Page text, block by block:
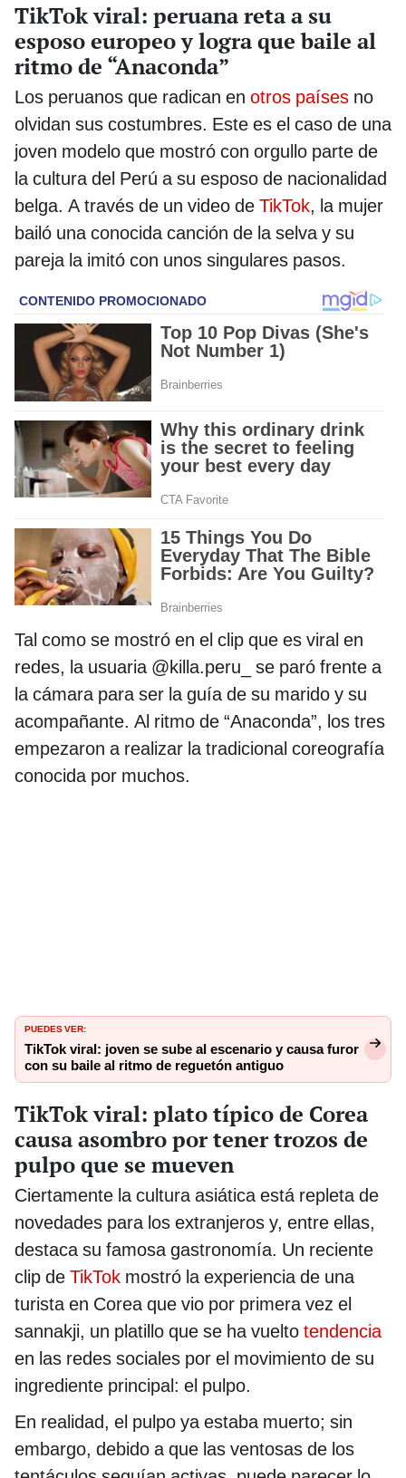
TikTok viral: peruana reta a su
esposo europeo y logra que baile al
ritmo de “Anaconda”
Los peruanos que radican en otros países no
olvidan sus costumbres. Este es el caso de una
joven modelo que mostró con orgullo parte de
la cultura del Perú a su esposo de nacionalidad
belga. A través de un video de TikTok, la mujer
bailó una conocida canción de la selva y su
pareja la imitó con unos singulares pasos.
Tal como se mostró en el clip que es viral en
redes, la usuaria @killa.peru_ se paró frente a
la cámara para ser la guía de su marido y su
acompañante. Al ritmo de “Anaconda”, los tres
empezaron a realizar la tradicional coreografía
conocida por muchos.
PUEDES VER:
TikTok viral: joven se sube al escenario y causa furor
con su baile al ritmo de reguetón antiguo
TikTok viral: plato típico de Corea
causa asombro por tener trozos de
pulpo que se mueven
Ciertamente la cultura asiática está repleta de
novedades para los extranjeros y, entre ellas,
destaca su famosa gastronomía. Un reciente
clip de TikTok mostró la experiencia de una
turista en Corea que vio por primera vez el
sannakji, un platillo que se ha vuelto tendencia
en las redes sociales por el movimiento de su
ingrediente principal: el pulpo.
En realidad, el pulpo ya estaba muerto; sin
embargo, debido a que las ventosas de los